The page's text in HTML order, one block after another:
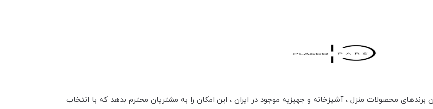
برندهای محصولات منزل ، آشپزخانه و جهیزیه موجود در ایران ، این امکان را به مشتریان محترم بدهد که با انتخاب